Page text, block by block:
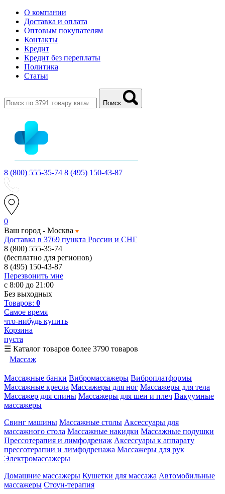
О компании
Доставка и оплата
Оптовым покупателям
Контакты
Кредит
Кредит без переплаты
Политика
Статьи
Поиск
8 (800) 555-35-74 8 (495) 150-43-87
0
Ваш город - Москва
Доставка в 3769 пункта России и СНГ
8 (800) 555-35-74
(бесплатно для регионов)
8 (495) 150-43-87
Перезвонить мне
с 8:00 до 21:00
Без выходных
Товаров: 0
Самое время
что-нибудь купить
Корзина
пуста
☰ Каталог товаров более 3790 товаров
Массаж
Массажные банки Вибромассажеры Виброплатформы
Массажные кресла Массажеры для ног Массажеры для тела
Массажер для спины Массажеры для шеи и плеч Вакуумные
массажеры
Свинг машины Массажные столы Аксессуары для
массажного стола Массажные накидки Массажные подушки
Прессотерапия и лимфодренаж Аксессуары к аппарату
прессотерапии и лимфодренажа Массажеры для рук
Электромассажеры
Домашние массажеры Кушетки для массажа Автомобильные
массажеры Стоун-терапия